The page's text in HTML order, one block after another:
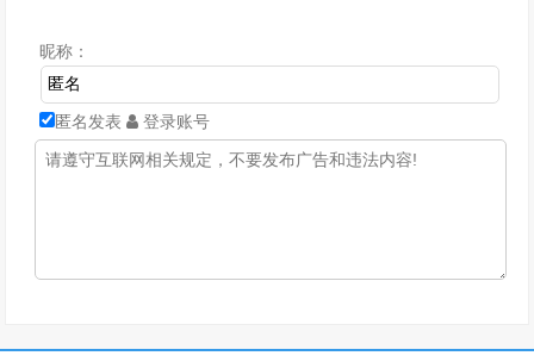
昵称：
匿名发表 登录账号